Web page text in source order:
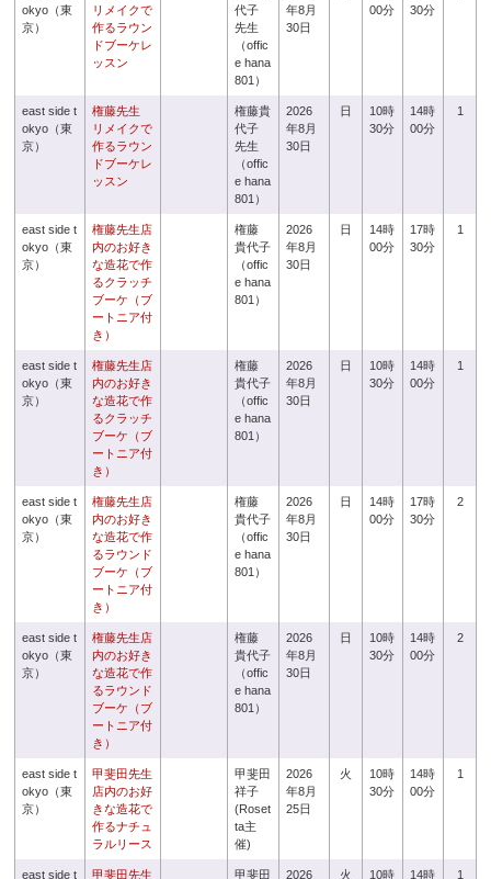
okyo（東
京）
リメイクで
作るラウン
ドブーケレ
ッスン
代子
先生
（offic
e hana
801）
年8月
30日
00分
30分
east side t
okyo（東
京）
権藤先生
リメイクで
作るラウン
ドブーケレ
ッスン
権藤貴
代子
先生
（offic
e hana
801）
2026
年8月
30日
日
10時
30分
14時
00分
1
east side t
okyo（東
京）
権藤先生店
内のお好き
な造花で作
るクラッチ
ブーケ（ブ
ートニア付
き）
権藤
貴代子
（offic
e hana
801）
2026
年8月
30日
日
14時
00分
17時
30分
1
east side t
okyo（東
京）
権藤先生店
内のお好き
な造花で作
るクラッチ
ブーケ（ブ
ートニア付
き）
権藤
貴代子
（offic
e hana
801）
2026
年8月
30日
日
10時
30分
14時
00分
1
east side t
okyo（東
京）
権藤先生店
内のお好き
な造花で作
るラウンド
ブーケ（ブ
ートニア付
き）
権藤
貴代子
（offic
e hana
801）
2026
年8月
30日
日
14時
00分
17時
30分
2
east side t
okyo（東
京）
権藤先生店
内のお好き
な造花で作
るラウンド
ブーケ（ブ
ートニア付
き）
権藤
貴代子
（offic
e hana
801）
2026
年8月
30日
日
10時
30分
14時
00分
2
east side t
okyo（東
京）
甲斐田先生
店内のお好
きな造花で
作るナチュ
ラルリース
甲斐田
祥子
(Roset
ta主
催)
2026
年8月
25日
火
10時
30分
14時
00分
1
east side t
甲斐田先生
甲斐田
2026
火
10時
14時
1